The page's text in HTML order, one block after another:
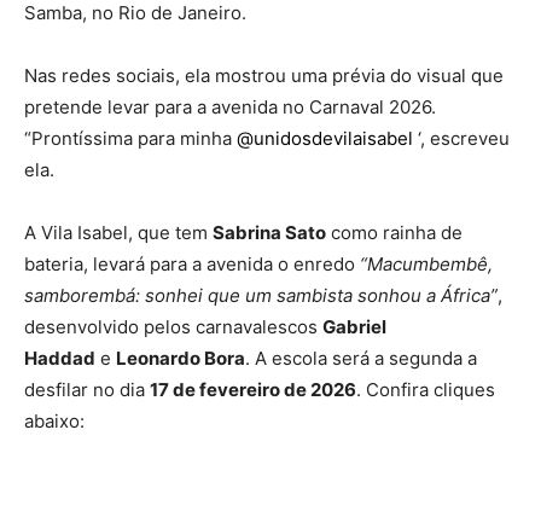
Samba, no Rio de Janeiro.
Nas redes sociais, ela mostrou uma prévia do visual que
pretende levar para a avenida no Carnaval 2026.
“Prontíssima para minha @unidosdevilaisabel ‘, escreveu
ela.
A Vila Isabel, que tem Sabrina Sato como rainha de
bateria, levará para a avenida o enredo “Macumbembê,
samborembá: sonhei que um sambista sonhou a África”,
desenvolvido pelos carnavalescos Gabriel
Haddad e Leonardo Bora. A escola será a segunda a
desfilar no dia 17 de fevereiro de 2026. Confira cliques
abaixo: